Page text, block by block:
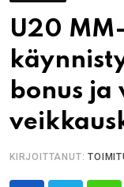
U20
bonus
KIRJOITTANUT: